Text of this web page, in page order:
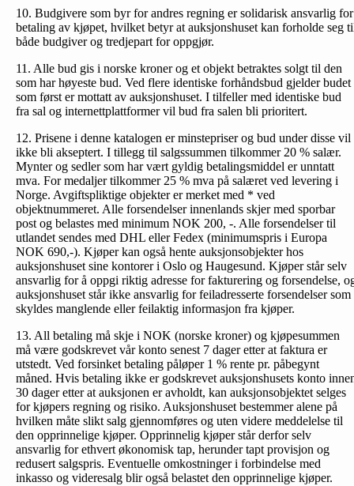
10. Budgivere som byr for andres regning er solidarisk ansvarlig for
betaling av kjøpet, hvilket betyr at auksjonshuset kan forholde seg
både budgiver og tredjepart for oppgjør.
11. Alle bud gis i norske kroner og et objekt betraktes solgt til den
som har høyeste bud. Ved flere identiske forhåndsbud gjelder budet
som først er mottatt av auksjonshuset. I tilfeller med identiske bud
fra sal og internettplattformer vil bud fra salen bli prioritert.
12. Prisene i denne katalogen er minstepriser og bud under disse vil
ikke bli akseptert. I tillegg til salgssummen tilkommer 20 % salær.
Mynter og sedler som har vært gyldig betalingsmiddel er unntatt
mva. For medaljer tilkommer 25 % mva på salæret ved levering i
Norge. Avgiftspliktige objekter er merket med * ved
objektnummeret. Alle forsendelser innenlands skjer med sporbar
post og belastes med minimum NOK 200, -. Alle forsendelser til
utlandet sendes med DHL eller Fedex (minimumspris i Europa
NOK 690,-). Kjøper kan også hente auksjonsobjekter hos
auksjonshuset sine kontorer i Oslo og Haugesund. Kjøper står selv
ansvarlig for å oppgi riktig adresse for fakturering og forsendelse,
auksjonshuset står ikke ansvarlig for feiladresserte forsendelser som
skyldes manglende eller feilaktig informasjon fra kjøper.
13. All betaling må skje i NOK (norske kroner) og kjøpesummen
må være godskrevet vår konto senest 7 dager etter at faktura er
utstedt. Ved forsinket betaling påløper 1 % rente pr. påbegynt
måned. Hvis betaling ikke er godskrevet auksjonshusets konto
30 dager etter at auksjonen er avholdt, kan auksjonsobjektet selges
for kjøpers regning og risiko. Auksjonshuset bestemmer alene på
hvilken måte slikt salg gjennomføres og uten videre meddelelse til
den opprinnelige kjøper. Opprinnelig kjøper står derfor selv
ansvarlig for ethvert økonomisk tap, herunder tapt provisjon og
redusert salgspris. Eventuelle omkostninger i forbindelse med
inkasso og videresalg blir også belastet den opprinnelige kjøper.